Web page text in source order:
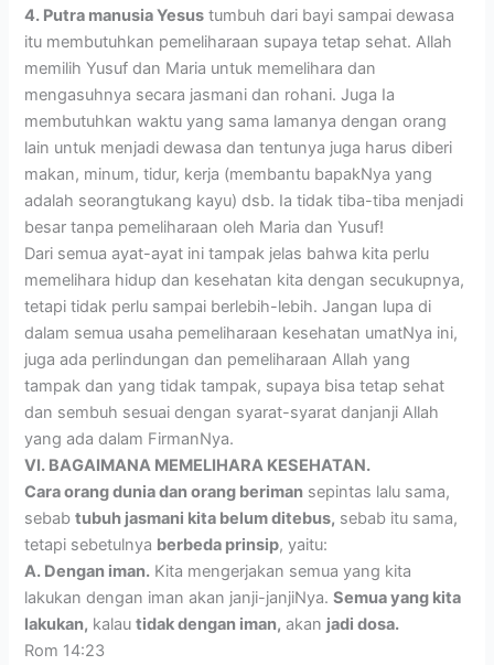
4. Putra manusia Yesus tumbuh dari bayi sampai dewasa
itu membutuhkan pemeliharaan supaya tetap sehat. Allah
memilih Yusuf dan Maria untuk memelihara dan
mengasuhnya secara jasmani dan rohani. Juga Ia
membutuhkan waktu yang sama lamanya dengan orang
lain untuk menjadi dewasa dan tentunya juga harus diberi
makan, minum, tidur, kerja (membantu bapakNya yang
adalah seorangtukang kayu) dsb. Ia tidak tiba-tiba menjadi
besar tanpa pemeliharaan oleh Maria dan Yusuf!
Dari semua ayat-ayat ini tampak jelas bahwa kita perlu
memelihara hidup dan kesehatan kita dengan secukupnya,
tetapi tidak perlu sampai berlebih-lebih. Jangan lupa di
dalam semua usaha pemeliharaan kesehatan umatNya ini,
juga ada perlindungan dan pemeliharaan Allah yang
tampak dan yang tidak tampak, supaya bisa tetap sehat
dan sembuh sesuai dengan syarat-syarat danjanji Allah
yang ada dalam FirmanNya.
VI. BAGAIMANA MEMELIHARA KESEHATAN.
Cara orang dunia dan orang beriman sepintas lalu sama,
sebabtubuh jasmani kita belum ditebus, sebab itu sama,
tetapi sebetulnya berbeda prinsip, yaitu:
A. Dengan iman. Kita mengerjakan semua yang kita
lakukan dengan iman akan janji-janjiNya.Semua yang kita
lakukan, kalautidak dengan iman, akan jadi dosa.
Rom 14:23